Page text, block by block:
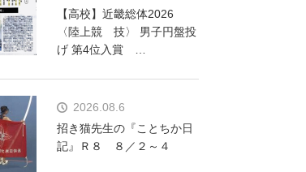
【高校】近畿総体2026
〈陸上競 技〉 男子円盤投
げ 第4位入賞 …
2026.08.6
招き猫先生の『ことちか日
記』Ｒ８ ８／２～４